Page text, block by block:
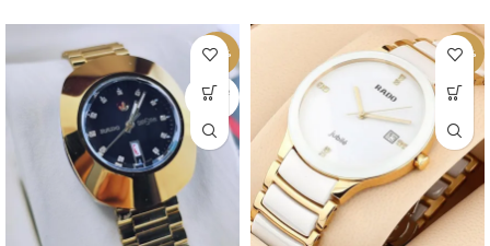
-28%
-24%
بيعت كل
ها